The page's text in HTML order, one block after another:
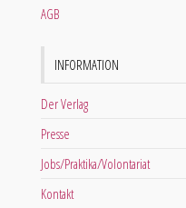
AGB
INFORMATION
Der Verlag
Presse
Jobs/Praktika/Volontariat
Kontakt